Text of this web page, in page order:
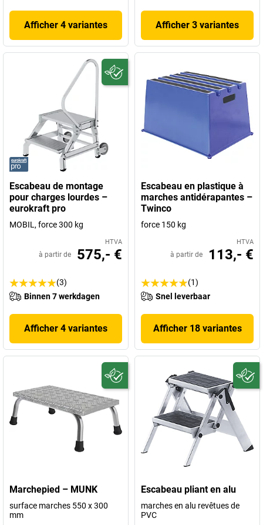
Afficher 4 variantes Afficher 3 variantes
Escabeau de montage
pour charges lourdes –
eurokraft pro
MOBIL, force 300 kg
HTVA
à partir de 575,- €
(3)
Binnen 7 werkdagen
Afficher 4 variantes
Escabeau en plastique à
marches antidérapantes –
Twinco
force 150 kg
HTVA
à partir de 113,- €
(1)
Snel leverbaar
Afficher 18 variantes
Marchepied – MUNK
surface marches 550 x 300
mm
Escabeau pliant en alu
marches en alu revêtues de
PVC